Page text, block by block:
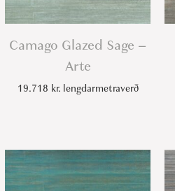
Camago Glazed Sage –
Arte
19.718 kr.lengdarmetraverð